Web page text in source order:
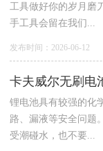
工具做好你的岁月磨
手工具会留在我们...
发布时间：2026-06-12
卡夫威尔无刷电
锂电池具有较强的化
路、漏液等安全问题
受潮碰水，也不要...